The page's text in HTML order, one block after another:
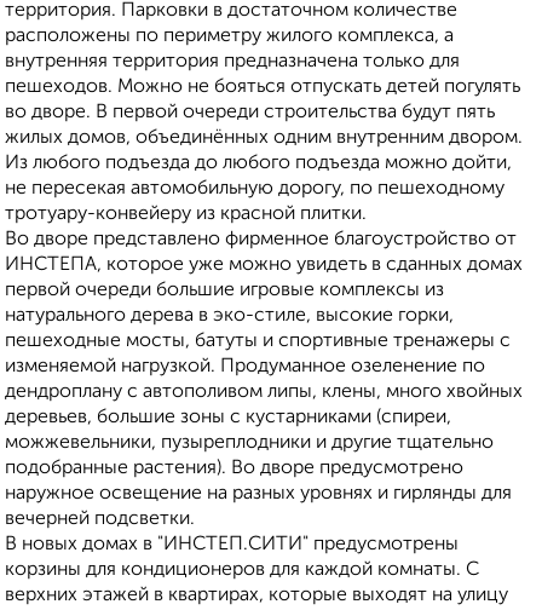
территория. Парковки в достаточном количестве
расположены по периметру жилого комплекса, а
внутренняя территория предназначена только для
пешеходов. Можно не бояться отпускать детей погулять
во дворе. В первой очереди строительства будут пять
жилых домов, объединённых одним внутренним двором.
Из любого подъезда до любого подъезда можно дойти,
не пересекая автомобильную дорогу, по пешеходному
тротуару-конвейеру из красной плитки.
Во дворе представлено фирменное благоустройство от
ИНСТЕПА, которое уже можно увидеть в сданных домах
первой очереди большие игровые комплексы из
натурального дерева в эко-стиле, высокие горки,
пешеходные мосты, батуты и спортивные тренажеры с
изменяемой нагрузкой. Продуманное озеленение по
дендроплану с автополивом липы, клены, много хвойных
деревьев, большие зоны с кустарниками (спиреи,
можжевельники, пузыреплодники и другие тщательно
подобранные растения). Во дворе предусмотрено
наружное освещение на разных уровнях и гирлянды для
вечерней подсветки.
В новых домах в "ИНСТЕП.СИТИ" предусмотрены
корзины для кондиционеров для каждой комнаты. С
верхних этажей в квартирах, которые выходят на улицу